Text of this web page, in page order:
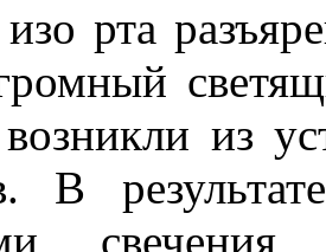
рта
из
В